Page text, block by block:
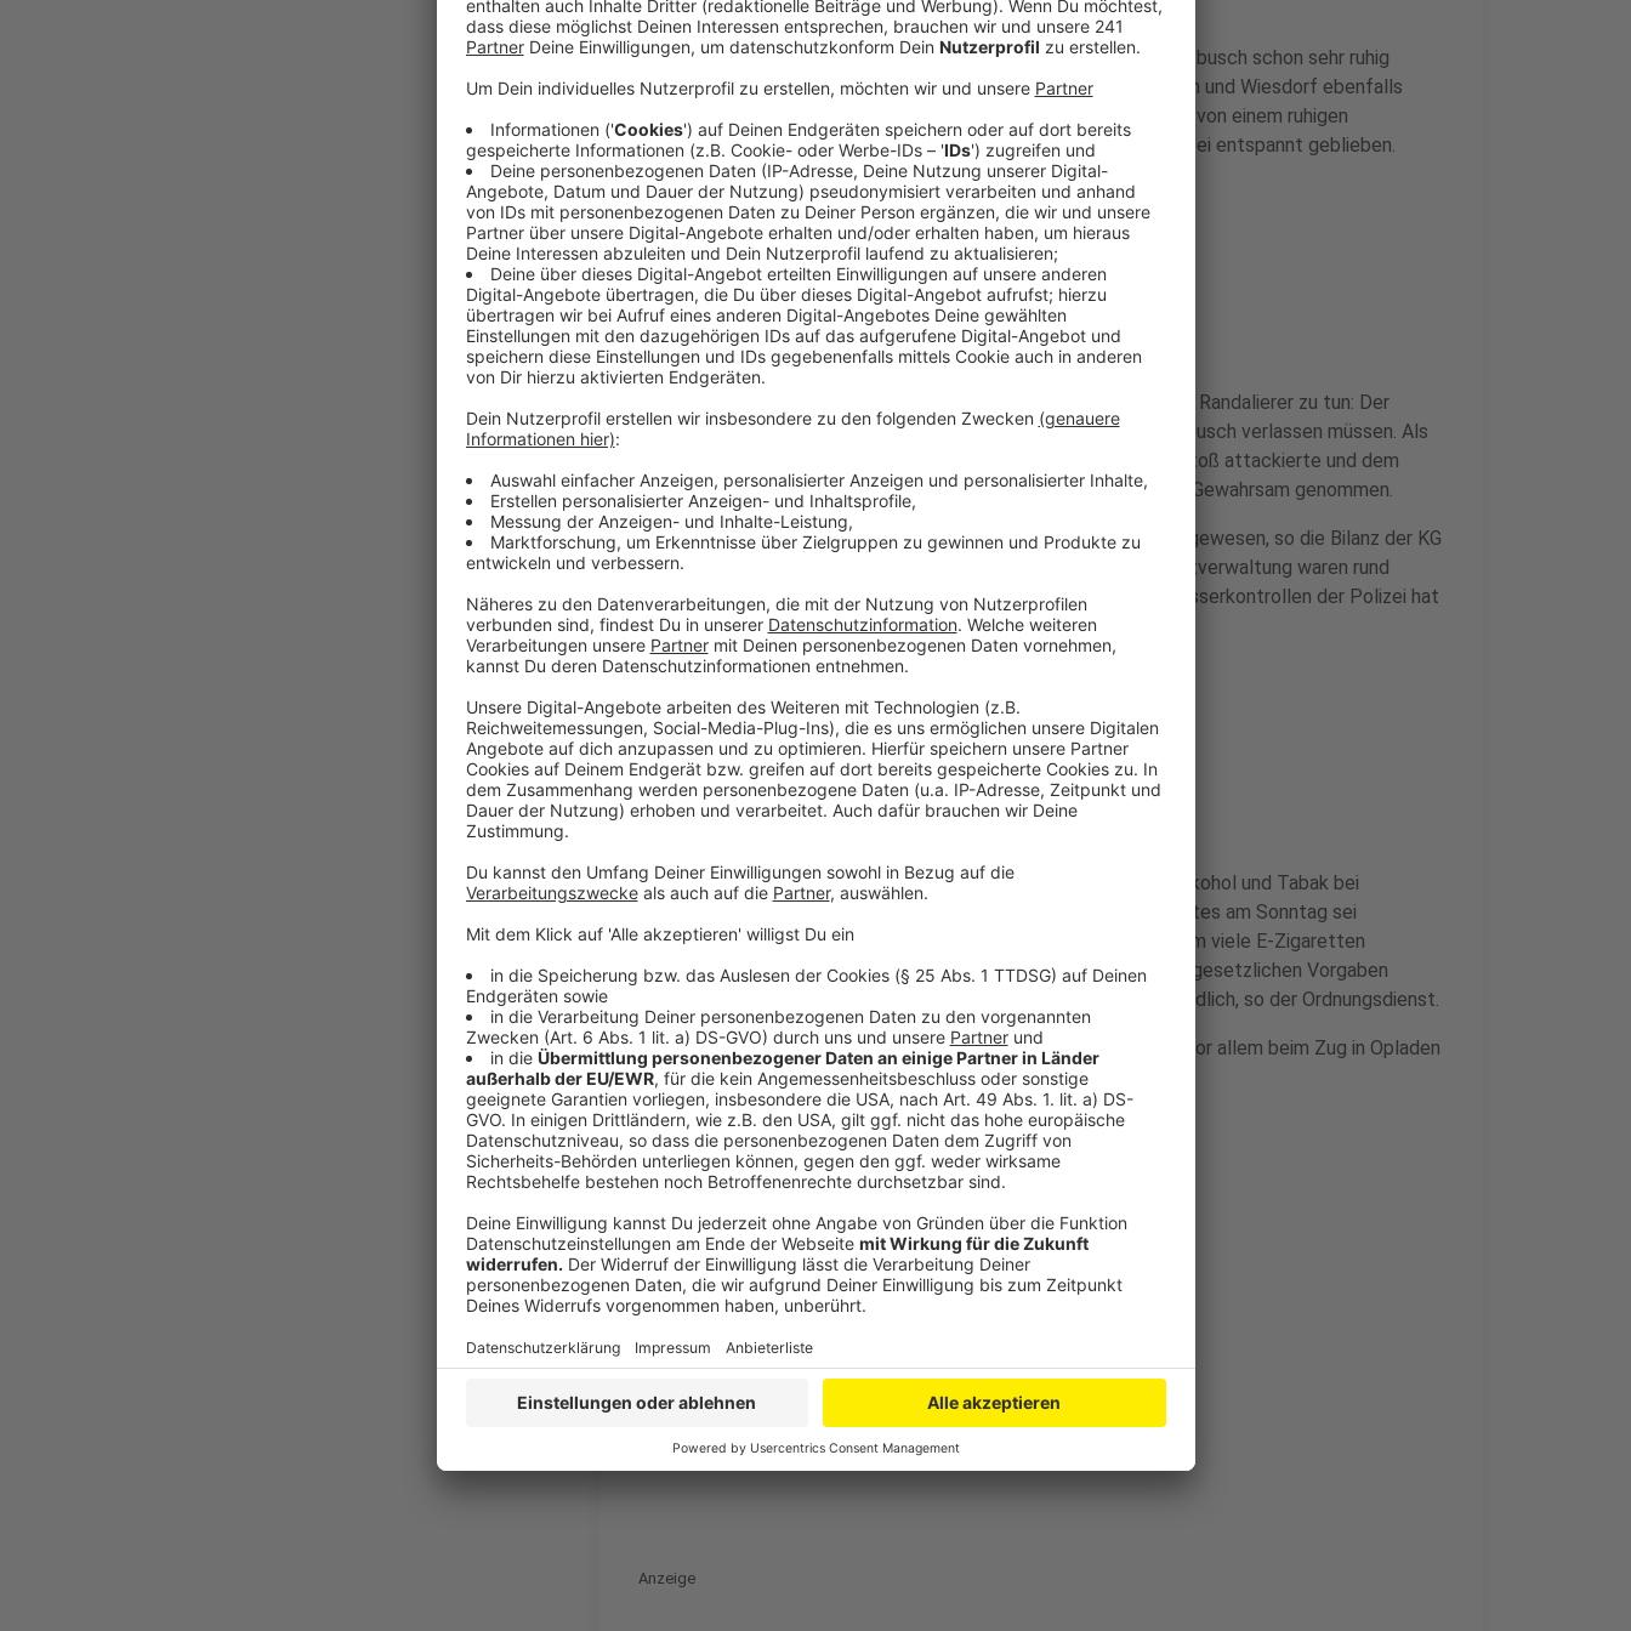
Nachdem auch die Einsätze rund um die Züge in Hitdorf und Schlebusch schon sehr ruhig
waren, ging es am Karnevalssonntag (02.03.2025) in Lützenkirchen und Wiesdorf ebenfalls
friedlich weiter, sagt der Ordnungsdienst. Auch die Polizei spricht von einem ruhigen
Ersteindruck der Einsatzlage - auch die Nacht auf Rosenmontag sei entspannt geblieben.
Anzeige
Ein Randalierer in Schlebusch
Anzeige
Am Samstag hatte die Polizei allerdings mit einem 30 Jahre alten Randalierer zu tun: Der
aggressive Mann hatte zuvor eine Gaststätte im Stadtteil Schlebusch verlassen müssen. Als
er dann vor dem Lokal einen unbeteiligten Mann mit einem Kopfstoß attackierte und dem
erteilten Platzverweis nicht nachkam, wurde er von der Polizei in Gewahrsam genommen.
Der Zug in Schlebusch dagegen sei sehr friedlich und farbenfroh gewesen, so die Bilanz der KG
„Grün-Weiß“ Schlebusch. Nach Schätzungen von Polizei und Stadtverwaltung waren rund
40,000 Besucher an den Zugweg geströmt, heißt es da. Auch Messerkontrollen der Polizei hat
es gegeben: 28 Stück waren es insgesamt, alle ohne Funde.
Anzeige
Viel Alkohol und Tabak bei Jugendlichen
Anzeige
Verbesserungswürdig wie jedes Jahr war allerdings das Thema Alkohol und Tabak bei
Jugendlich. Bei 300 Jugendschutz-Kontrollen des Ordnungsdienstes am Sonntag sei
insgesamt seit jede dritte positiv verlaufen. Zudem seien vor allem viele E-Zigaretten
gefunden worden, deren Inhaltsstoffe und Füllmengen nicht den gesetzlichen Vorgaben
entsprachen. Sie seien damit in höchstem Maße gesundheitsschädlich, so der Ordnungsdienst.
Auch heute werden nochmal vermehrt Beamte auf den Straßen, vor allem beim Zug in Opladen
unterwegs sein.
Anzeige
Weitere Meldungen aus Leverkusen
Anzeige
Radio Leverkusen bleibt an der Spitze!
Anzeige